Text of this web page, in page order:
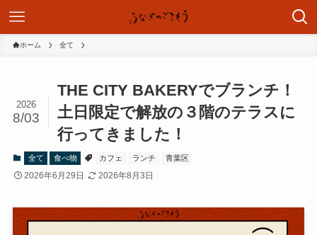
ホーム 全て
THE CITY BAKERYでブランチ！
土日限定で解放の３階のテラスに
行ってきました！
2026
8/03
全て 食べ物 カフェ ランチ 青葉区
2026年6月29日 2026年8月3日